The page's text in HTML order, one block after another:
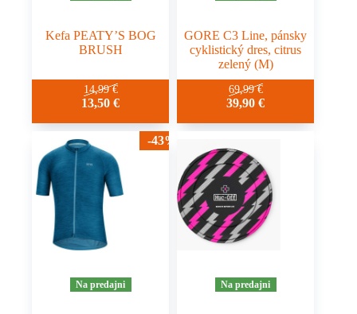
Kefa PEATY’S BOG
BRUSH
14,99€
13,50€
GORE C3 Line, pánsky
cyklistický dres, citrus
zelený (M)
69,99€
39,90€
-43%
Na predajni Na predajni